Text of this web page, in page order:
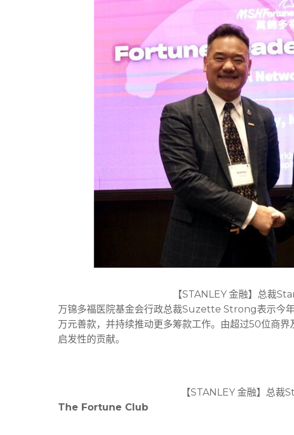
【STANLEY 金融】总裁
万锦多福医院基金会行政总裁Suzette Strong表示今
万元善款，并持续推动更多筹款工作。由超过50位商
启发性的贡献。
【STANLEY 金融】总
The Fortune Club